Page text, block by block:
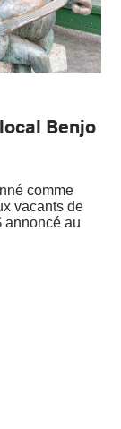
Benjo
comme
vacants de
annoncé au